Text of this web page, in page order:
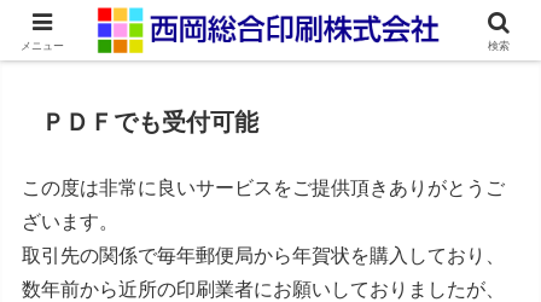
ネット印刷通販・オンデマンド印刷
ＰＤＦでも受付可能
この度は非常に良いサービスをご提供頂きありがとうご
ざいます。
取引先の関係で毎年郵便局から年賀状を購入しており、
数年前から近所の印刷業者にお願いしておりましたが、
メニュー 検索